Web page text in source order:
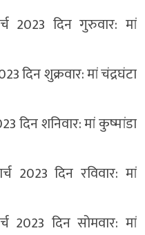
2023 दिन गुरुवार: मां
दिन शुक्रवार: मां चंद्रघंटा
दिन शनिवार: मां कुष्मांडा
2023 दिन रविवार: मां
2023 दिन सोमवार: मां